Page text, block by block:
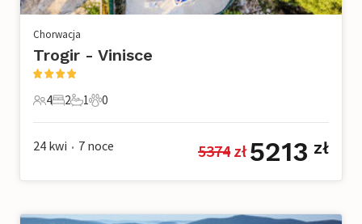
Chorwacja
Trogir - Vinisce
4 Goście
4
2 Sypialnie
2
1 Łazienka
1
0 Zwierzęta domowe
0
24 kwi • 7 noce 5374 zł 5213 zł